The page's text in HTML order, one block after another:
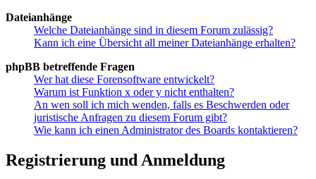
Dateianhänge
Welche Dateianhänge sind in diesem Forum zulässig?
Kann ich eine Übersicht all meiner Dateianhänge erhalten?
phpBB betreffende Fragen
Wer hat diese Forensoftware entwickelt?
Warum ist Funktion x oder y nicht enthalten?
An wen soll ich mich wenden, falls es Beschwerden oder
juristische Anfragen zu diesem Forum gibt?
Wie kann ich einen Administrator des Boards kontaktieren?
Registrierung und Anmeldung